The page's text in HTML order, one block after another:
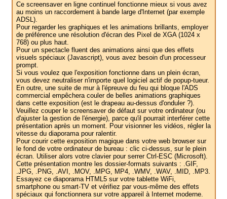
Ce screensaver en ligne continuel fonctionne mieux si vous avez
au moins un raccordement à bande large d'Internet (par exemple
ADSL).
Pour regarder les graphiques et les animations brillants, employer
de préférence une résolution d'écran des Pixel de XGA (1024 x
768) ou plus haut.
Pour un spectacle fluent des animations ainsi que des effets
visuels spéciaux (Javascript), vous avez besoin d'un processeur
prompt.
Si vous voulez que l'exposition fonctionne dans un plein écran,
vous devez neutraliser n'importe quel logiciel actif de popup-tueur.
En outre, une suite de mur à l'épreuve du feu qui bloque l'ADS
commercial empêchera couler de belles animations graphiques
dans cette exposition (est le drapeau au-dessus d'onduler ?).
Veuillez couper le screensaver de défaut sur votre ordinateur (ou
d'ajuster la gestion de l'énergie), parce qu'il pourrait interférer cette
présentation après un moment. Pour visionner les vidéos, régler la
vitesse du diaporama pour ralentir.
Pour courir cette exposition magique dans votre web browser sur
le fond de votre ordinateur de bureau : clic ci-dessus, sur le plein
écran. Utiliser alors votre clavier pour serrer Ctrl-ESC (Microsoft).
Cette présentation montre les dossier-formats suivants : .GIF,
.JPG, .PNG, .AVI, .MOV, .MPG, MP4, .WMV, .WAV, .MID, .MP3.
Essayez ce diaporama HTML5 sur votre tablette WiFi,
smartphone ou smart-TV et vérifiez par vous-même des effets
spéciaux qui fonctionnera sur votre appareil à Internet moderne.